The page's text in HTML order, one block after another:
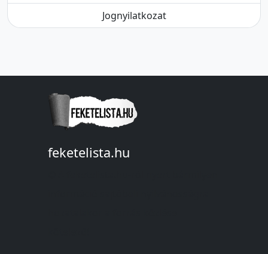
Jognyilatkozat
feketelista.hu